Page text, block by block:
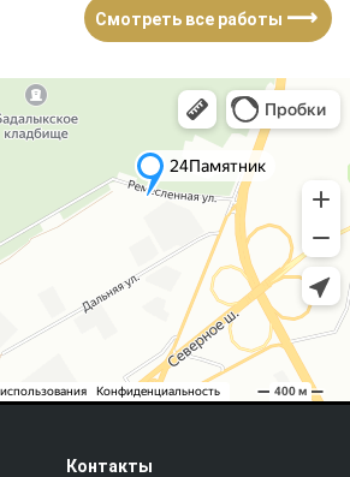
Смотреть все работы ⟶
Контакты